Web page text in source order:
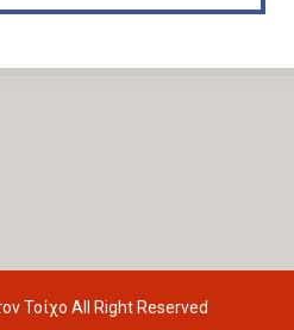
Τοίχο All Right Reserved